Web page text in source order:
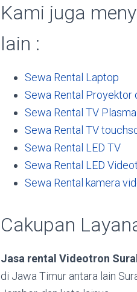
Kami juga
lain :
Sewa Rental Laptop
Sewa Rental Proyektor
Sewa Rental TV Plasma
Sewa Rental TV
Sewa Rental LED TV
Sewa Rental LED
Sewa Rental kamera
Cakupan
Jasa rental Videotron
di Jawa Timur antara lain